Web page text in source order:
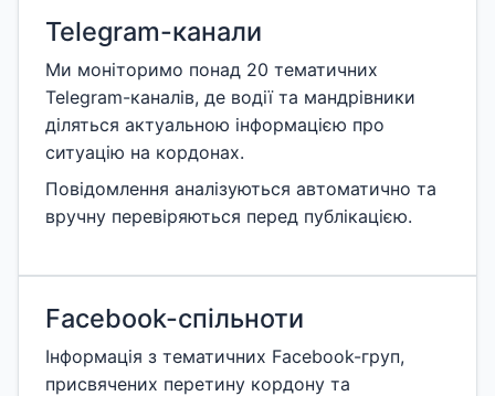
Telegram-канали
Ми моніторимо понад 20 тематичних
Telegram-каналів, де водії та мандрівники
діляться актуальною інформацією про
ситуацію на кордонах.
Повідомлення аналізуються автоматично та
вручну перевіряються перед публікацією.
Facebook-спільноти
Інформація з тематичних Facebook-груп,
присвячених перетину кордону та